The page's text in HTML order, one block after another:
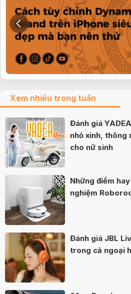
Xem nhiều trong tuần
Đánh giá
nhỏ xinh, thông
cho nữ sinh
Những điểm
nghiệm
Đánh giá JBL
trong cả ngoại